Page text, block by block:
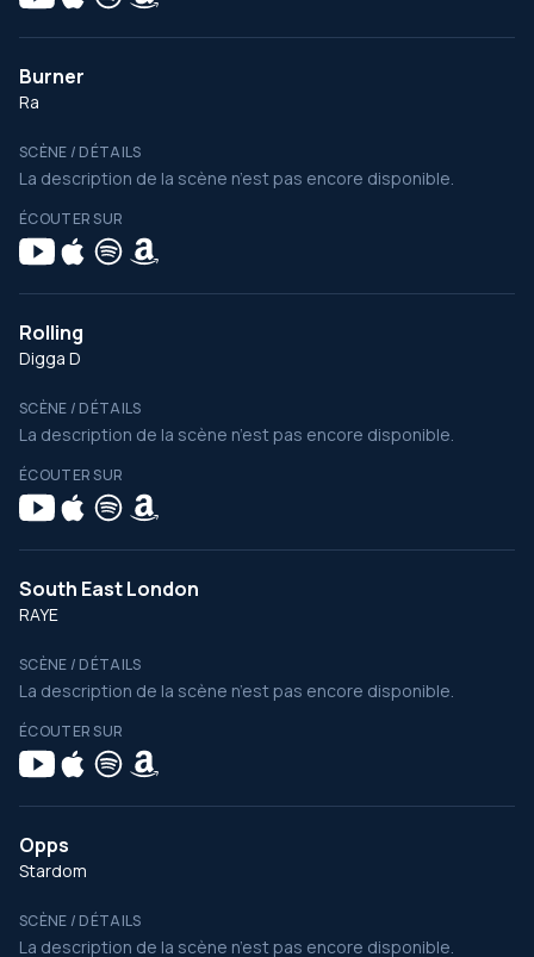
Burner
Ra
SCÈNE / DÉTAILS
La description de la scène n’est pas encore disponible.
ÉCOUTER SUR
Rolling
Digga D
SCÈNE / DÉTAILS
La description de la scène n’est pas encore disponible.
ÉCOUTER SUR
South East London
RAYE
SCÈNE / DÉTAILS
La description de la scène n’est pas encore disponible.
ÉCOUTER SUR
Opps
Stardom
SCÈNE / DÉTAILS
La description de la scène n’est pas encore disponible.